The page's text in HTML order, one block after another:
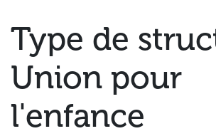
Type de
Union pour
l'enfance